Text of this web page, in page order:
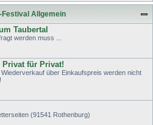
Festival Allgemein
Taubertal
werden muss ...
Privat für Privat!
über Einkaufspreis werden nicht
(91541 Rothenburg)